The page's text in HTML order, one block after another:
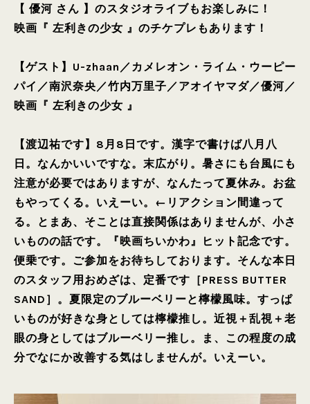
【 優河 さん 】のスタジオライブもお楽しみに！
映画『 左利きの少女 』のチケプレもあります！
【ゲスト】 U-zhaan ／カメレオン・ライム・ウーピー
パイ ／南沢奈央／竹内万里子／アオイヤマダ／優河／
映画『 左利きの少女 』
【渡辺祐です】8月8日です。漢字で書けば八月八
日。なんかいいですな。末広がり。暑さにも台風にも
注意が必要ではありますが、なんたって夏休み。お盆
もやってくる。いえーい。←リアクション間違って
る。とまあ、そことは直接関係はありませんが、小さ
いものの話です。『映画ちいかわ』ヒット記念です。
便乗です。ご参加をお待ちしております。そんな本日
のスタッフ用おめざは、定番です［PRESS BUTTER
SAND］。夏限定のブルーベリーと檸檬風味。すっぱ
いものが好きな身としては檸檬推し。近視＋乱視＋老
眼の身としてはブルーベリー推し。ま、この程度の成
分でなにか改善する気はしませんが。いえーい。